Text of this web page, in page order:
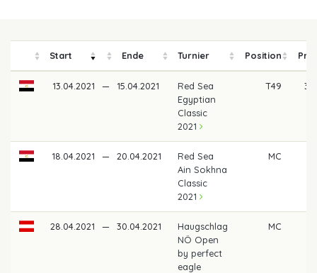
Start Ende Turnier Position
13.04.2021 — 15.04.2021
Red Sea
Egyptian
Classic
2021
T49
18.04.2021 — 20.04.2021
Red Sea
Ain Sokhna
Classic
2021
MC
28.04.2021 — 30.04.2021
Haugschlag
NÖ Open
by perfect
eagle
MC